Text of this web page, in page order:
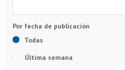
Todas
Última semana